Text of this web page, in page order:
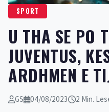
SPORT
U THA SE PO
JUVENTUS,
ARDHMEN E
GS 04/08/2023 2 Min.